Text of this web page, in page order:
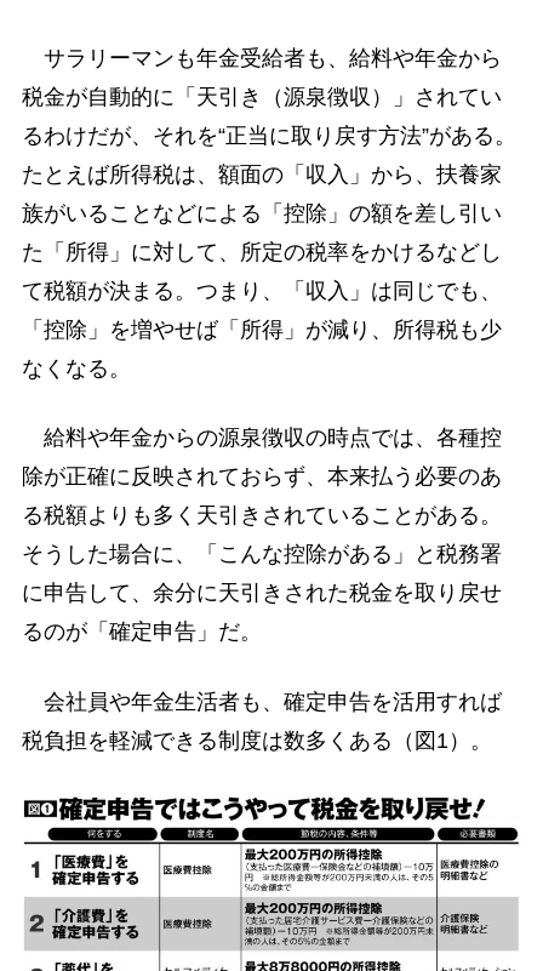
サラリーマンも年金受給者も、給料や年金から
税金が自動的に「天引き（源泉徴収）」されてい
るわけだが、それを“正当に取り戻す方法”がある。
たとえば所得税は、額面の「収入」から、扶養家
族がいることなどによる「控除」の額を差し引い
た「所得」に対して、所定の税率をかけるなどし
て税額が決まる。つまり、「収入」は同じでも、
「控除」を増やせば「所得」が減り、所得税も少
なくなる。
給料や年金からの源泉徴収の時点では、各種控
除が正確に反映されておらず、本来払う必要のあ
る税額よりも多く天引きされていることがある。
そうした場合に、「こんな控除がある」と税務署
に申告して、余分に天引きされた税金を取り戻せ
るのが「確定申告」だ。
会社員や年金生活者も、確定申告を活用すれば
税負担を軽減できる制度は数多くある（図1）。